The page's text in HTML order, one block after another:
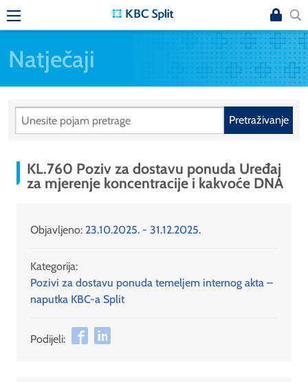
Natječaji
Pretraživanje
KL.760 Poziv za dostavu ponuda Uređaj
za mjerenje koncentracije i kakvoće DNA
Objavljeno: 23.10.2025. - 31.12.2025.
Kategorija:
Pozivi za dostavu ponuda temeljem internog akta –
naputka KBC-a Split
Podijeli: